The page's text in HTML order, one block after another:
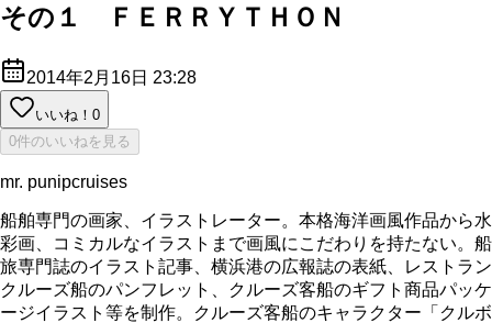
その１ ＦＥＲＲＹＴＨＯＮ
2014年2月16日 23:28
いいね！ 0
0件のいいねを見る
mr. punipcruises
船舶専門の画家、イラストレーター。本格海洋画風作品から水
彩画、コミカルなイラストまで画風にこだわりを持たない。船
旅専門誌のイラスト記事、横浜港の広報誌の表紙、レストラン
クルーズ船のパンフレット、クルーズ客船のギフト商品パッケ
ージイラスト等を制作。クルーズ客船のキャラクター「クルボ